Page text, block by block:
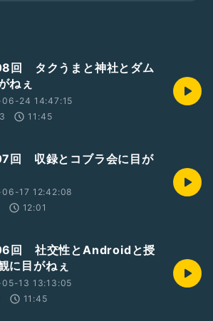
回 タクうまと神社とダム
ねぇ
24 14:47:15
11:45
回 収録とコブラ会に目が
17 12:42:08
12:01
回 社交性とAndroidと授
に目がねぇ
13 13:13:05
11:45